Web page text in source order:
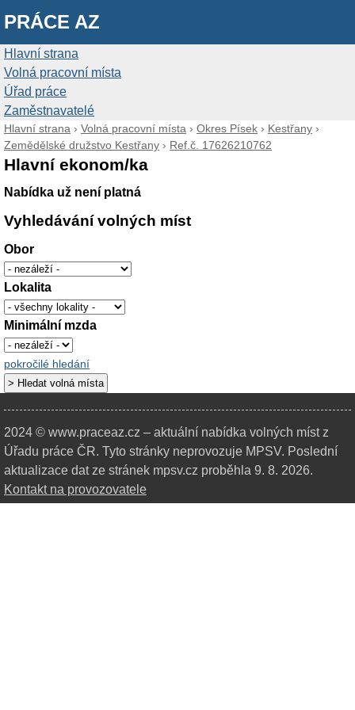
PRÁCE AZ
Hlavní strana
Volná pracovní místa
Úřad práce
Zaměstnavatelé
Hlavní strana › Volná pracovní místa › Okres Písek › Kestřany ›
Zemědělské družstvo Kestřany › Ref.č. 17626210762
Hlavní ekonom/ka
Nabídka už není platná
Vyhledávání volných míst
Obor
Lokalita
Minimální mzda
pokročilé hledání
2024 © www.praceaz.cz – aktuální nabídka volných míst z
Úřadu práce ČR. Tyto stránky neprovozuje MPSV. Poslední
aktualizace dat ze stránek mpsv.cz proběhla 9. 8. 2026.
Kontakt na provozovatele